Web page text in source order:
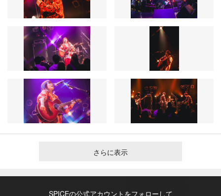
さらに表示
SPICEの公式アカウントをフォローして